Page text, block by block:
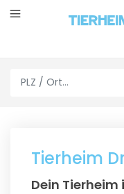
Tierheim
Dein Tierheim